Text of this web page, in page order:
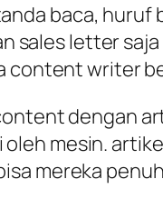
baca, huruf
sales letter
content writer
dengan
mesin.
mereka